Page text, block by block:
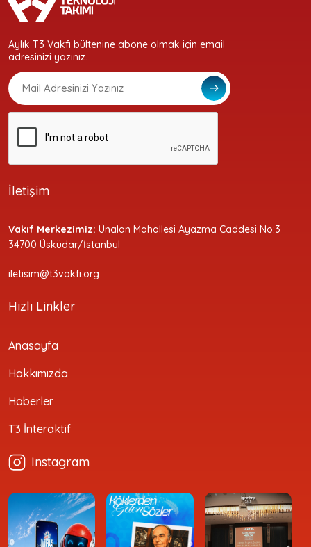
Aylık T3 Vakfı bültenine abone olmak için email
adresinizi yazınız.
İletişim
Vakıf Merkezimiz: Ünalan Mahallesi Ayazma Caddesi No:3
34700 Üsküdar/İstanbul
iletisim@t3vakfi.org
Hızlı Linkler
Anasayfa
Hakkımızda
Haberler
T3 İnteraktif
Instagram